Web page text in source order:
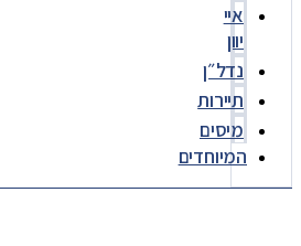
איי
יוון
נדל״ן
תיירות
מיסים
המיוחדים